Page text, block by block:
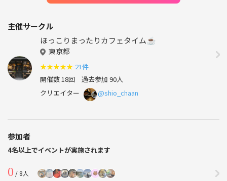
主催サークル
ほっこりまったりカフェタイム☕️
東京都
★★★★★ 21件
開催数 18回 過去参加 90人
クリエイター
@shio_chaan
参加者
4名以上でイベントが実施されます
0 / 8人